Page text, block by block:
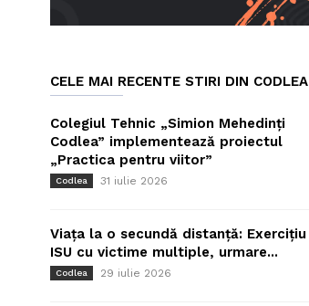
CELE MAI RECENTE STIRI DIN CODLEA
Colegiul Tehnic „Simion Mehedinți
Codlea” implementează proiectul
„Practica pentru viitor”
Codlea 31 iulie 2026
Viața la o secundă distanță: Exercițiu
ISU cu victime multiple, urmare...
Codlea 29 iulie 2026